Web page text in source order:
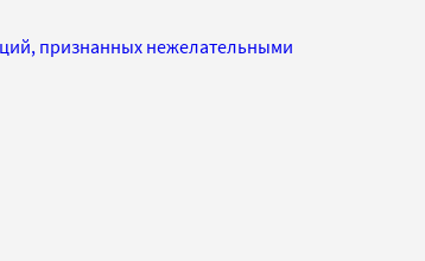
признанных нежелательными